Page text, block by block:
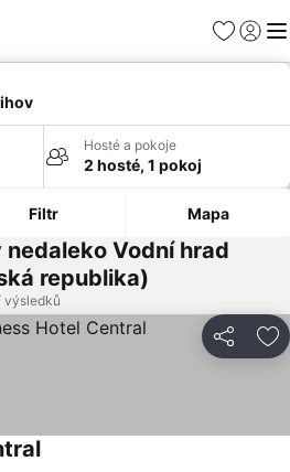
Oblíbené
Hosté a pokoje
2 hosté, 1 pokoj
Filtr Mapa
Vodní hrad
republika)
výsledků
Sdílet